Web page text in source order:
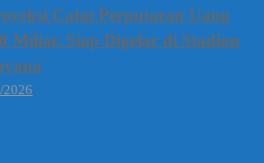
Catat Perputaran Uang
Miliar, Siap Digelar di Stadion
2026